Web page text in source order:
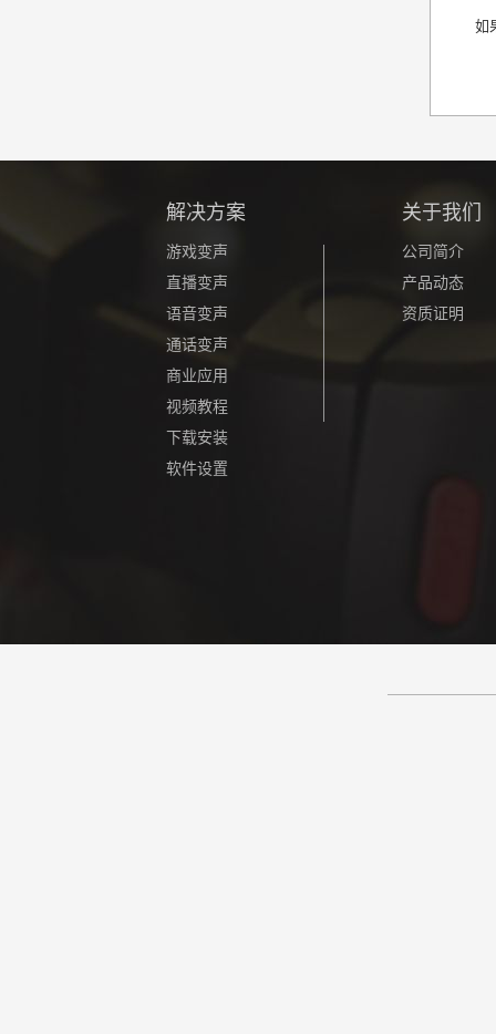
如
解决方案
游戏变声
直播变声
语音变声
通话变声
商业应用
视频教程
下载安装
软件设置
关于我们
公司简介
产品动态
资质证明